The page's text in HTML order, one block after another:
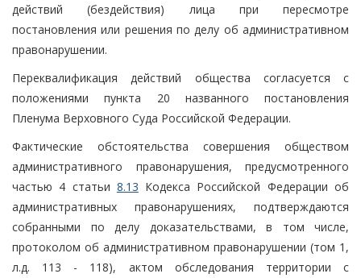
действий (бездействия) лица при пересмотре
постановления или решения по делу об административном
правонарушении.
Переквалификация действий общества согласуется с
положениями пункта 20 названного постановления
Пленума Верховного Суда Российской Федерации.
Фактические обстоятельства совершения обществом
административного правонарушения, предусмотренного
частью 4 статьи 8.13 Кодекса Российской Федерации об
административных правонарушениях, подтверждаются
собранными по делу доказательствами, в том числе,
протоколом об административном правонарушении (том 1,
л.д. 113 - 118), актом обследования территории с